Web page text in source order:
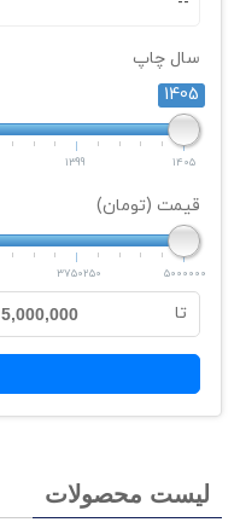
سال چاپ
1405
1399 1405
قیمت (تومان)
3750250 5000000
تا 5,000,000
لیست محصولات